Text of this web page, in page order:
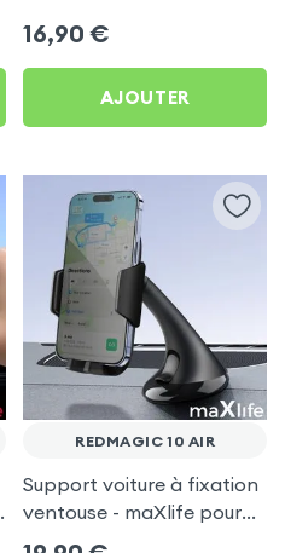
16,90 €
AJOUTER
REDMAGIC 10 AIR
Support voiture à fixation
ventouse - maXlife pour
RedMagic 10 Air